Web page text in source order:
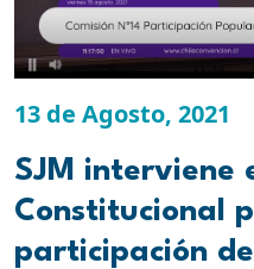
13 de Agosto, 2021
SJM interviene
Constitucional
participación